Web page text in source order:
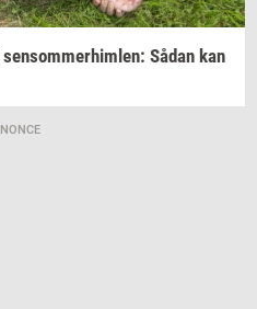
sen­som­mer­him­len: Sådan kan